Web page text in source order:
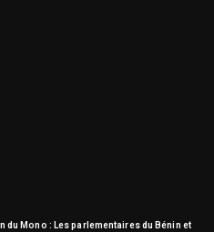
du Mono : Les parlementaires du Bénin et